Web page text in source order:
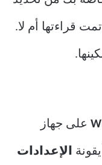
قراءتها أم لا.
على جهاز
الإعدادات